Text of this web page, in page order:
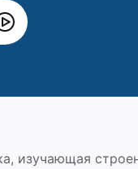
изучающая